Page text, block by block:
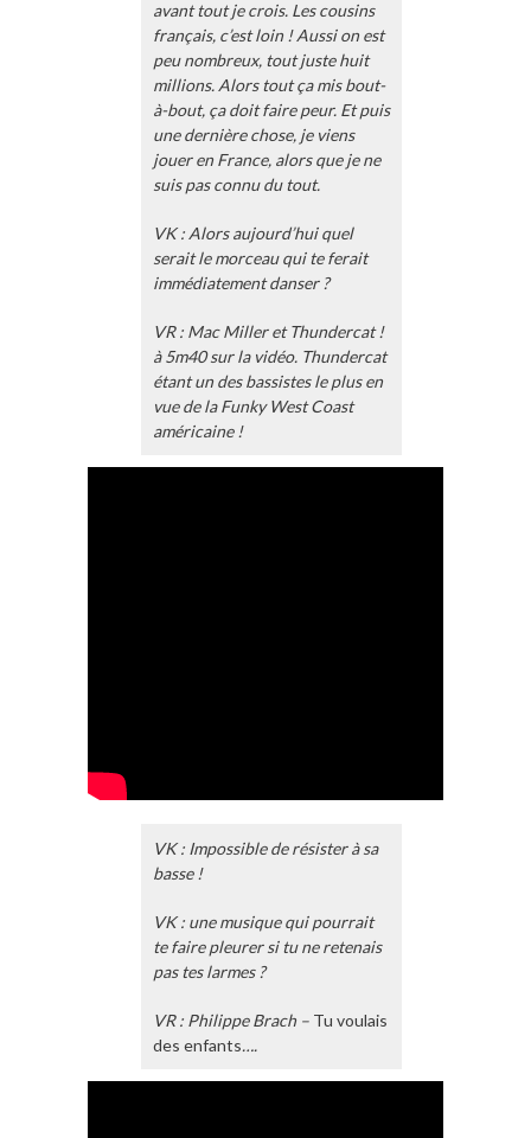
avant tout je crois. Les cousins
français, c’est loin ! Aussi on est
peu nombreux, tout juste huit
millions. Alors tout ça mis bout-
à-bout, ça doit faire peur. Et puis
une dernière chose, je viens
jouer en France, alors que je ne
suis pas connu du tout.
VK : Alors aujourd’hui quel
serait le morceau qui te ferait
immédiatement danser ?
VR : Mac Miller et Thundercat !
à 5m40 sur la vidéo. Thundercat
étant un des bassistes le plus en
vue de la Funky West Coast
américaine !
VK : Impossible de résister à sa
basse !
VK : une musique qui pourrait
te faire pleurer si tu ne retenais
pas tes larmes ?
VR : Philippe Brach – Tu voulais
des enfants….